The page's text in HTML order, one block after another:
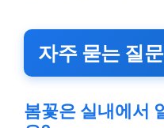
자주 묻는 질문
봄꽃은 실내에서